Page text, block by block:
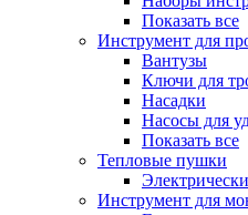
Показать все
Инструмент для
Вантузы
Ключи для
Насадки
Насосы для
Показать все
Тепловые пушки
Инструмент для